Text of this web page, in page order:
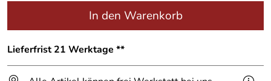
In den Warenkorb
Lieferfrist 21 Werktage **